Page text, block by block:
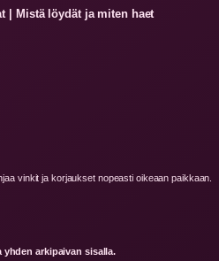
| Mistä löydät ja miten haet
vinkit ja korjaukset nopeasti oikeaan paikkaan.
yhden arkipaivan sisalla.